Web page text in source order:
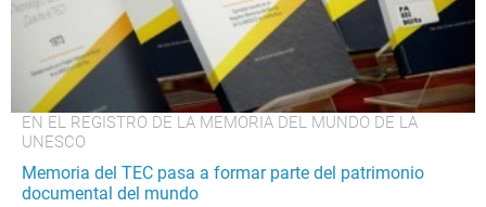
EN EL REGISTRO DE LA MEMORIA DEL MUNDO DE LA
UNESCO
Memoria del TEC pasa a formar parte del patrimonio
documental del mundo